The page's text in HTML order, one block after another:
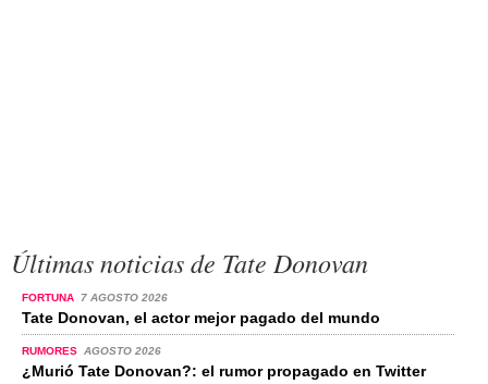
Últimas noticias de Tate Donovan
FORTUNA 7 AGOSTO 2026
Tate Donovan, el actor mejor pagado del mundo
RUMORES AGOSTO 2026
¿Murió Tate Donovan?: el rumor propagado en Twitter